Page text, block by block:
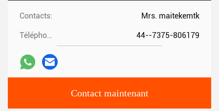
Contacts: Mrs. maitekemtk
Téléphone: 44--7375-806179
Contact maintenant